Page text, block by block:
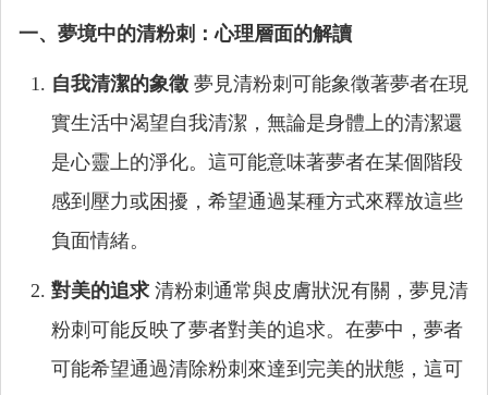
一、夢境中的清粉刺：心理層面的解讀
自我清潔的象徵 夢見清粉刺可能象徵著夢者在現
實生活中渴望自我清潔，無論是身體上的清潔還
是心靈上的淨化。這可能意味著夢者在某個階段
感到壓力或困擾，希望通過某種方式來釋放這些
負面情緒。
對美的追求 清粉刺通常與皮膚狀況有關，夢見清
粉刺可能反映了夢者對美的追求。在夢中，夢者
可能希望通過清除粉刺來達到完美的狀態，這可